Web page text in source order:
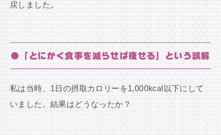
戻しました。
●「とにかく食事を減らせば痩せる」という誤解
私は当時、1日の摂取カロリーを1,000kcal以下にして
いました。結果はどうなったか？